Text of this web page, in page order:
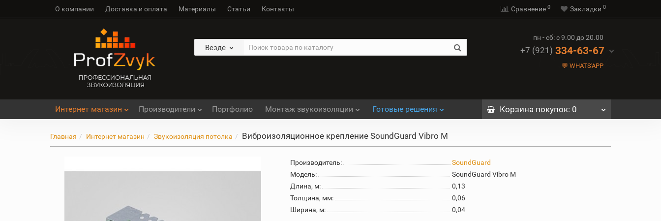
О компании Доставка и оплата Материалы Статьи Контакты Сравнение 0 Закладки 0
Везде
пн - сб: с 9.00 до 20.00
+7 (921) 334-63-67
💬 WHATS'APP
Интернет магазин Производители Портфолио Монтаж звукоизоляции Готовые решения Корзинапокупок: 0
Главная Интернет магазин Звукоизоляция потолка Виброизоляционное крепление SoundGuard Vibro М
Производитель:
SoundGuard
Модель:
SoundGuard Vibro М
Длина, м:
0,13
Толщина, мм:
0,06
Ширина, м:
0,04